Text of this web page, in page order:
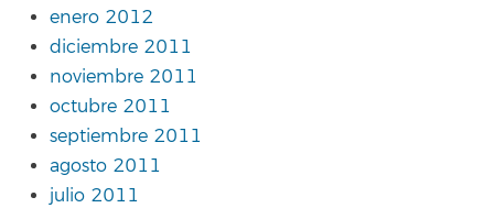
enero 2012
diciembre 2011
noviembre 2011
octubre 2011
septiembre 2011
agosto 2011
julio 2011